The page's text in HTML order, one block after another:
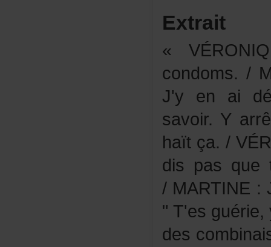
Extrait
condoms./
haïtça./
/